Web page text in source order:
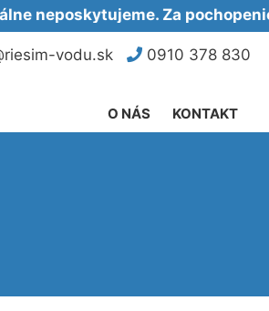
Za pochopenie
vodu.sk 0910 378 830
KONTAKT
O NÁS